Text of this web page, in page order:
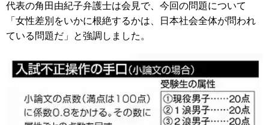
代表の角田由紀子弁護士は会見で、今回の問題について
「女性差別をいかに根絶するかは、日本社会全体が問われ
ている問題だ」と強調しました。